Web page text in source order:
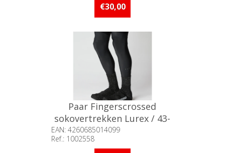
€30,00
Paar Fingerscrossed
sokovertrekken Lurex / 43-
46
EAN: 4260685014099
Ref.: 1002558
Beschikbaarheid:: Niet voorradig